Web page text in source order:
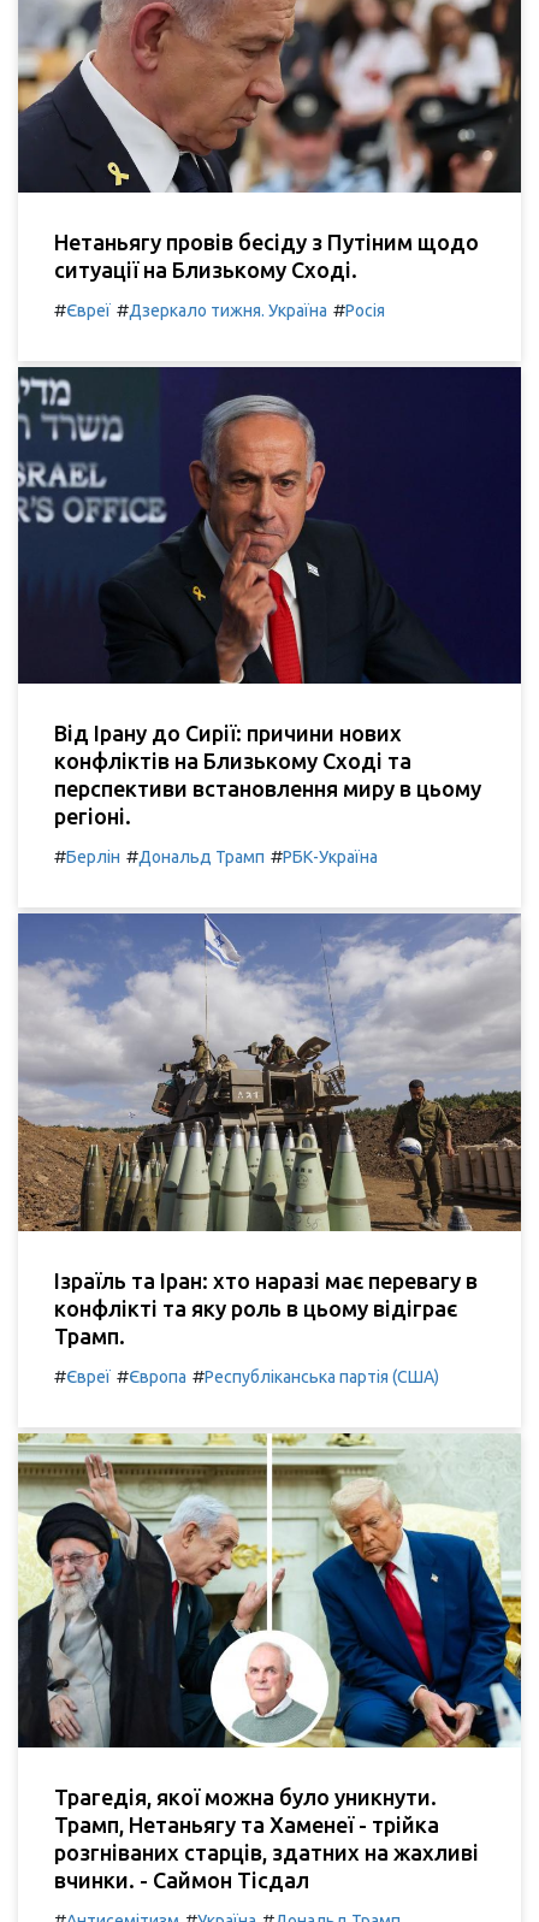
Нетаньягу провів бесіду з Путіним щодо
ситуації на Близькому Сході.
#Євреї #Дзеркало тижня. Україна #Росія
Від Ірану до Сирії: причини нових
конфліктів на Близькому Сході та
перспективи встановлення миру в цьому
регіоні.
#Берлін #Дональд Трамп #РБК-Україна
Ізраїль та Іран: хто наразі має перевагу в
конфлікті та яку роль в цьому відіграє
Трамп.
#Євреї #Європа #Республіканська партія (США)
Трагедія, якої можна було уникнути.
Трамп, Нетаньягу та Хаменеї - трійка
розгніваних старців, здатних на жахливі
вчинки. - Саймон Тісдал